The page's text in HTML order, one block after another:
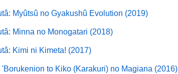
Myûtsû no Gyakushû Evolution (2019)
Minna no Monogatari (2018)
Kimi ni Kimeta! (2017)
to Kiko (Karakuri) no Magiana (2016)